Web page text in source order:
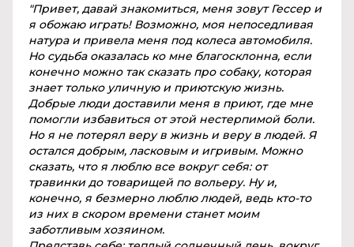
"Привет, давай знакомиться, меня зовут Гессер и
я обожаю играть! Возможно, моя непоседливая
натура и привела меня под колеса автомобиля.
Но судьба оказалась ко мне благосклонна, если
конечно можно так сказать про собаку, которая
знает только уличную и приютскую жизнь.
Добрые люди доставили меня в приют, где мне
помогли избавиться от этой нестерпимой боли.
Но я не потерял веру в жизнь и веру в людей. Я
остался добрым, ласковым и игривым. Можно
сказать, что я люблю все вокруг себя: от
травинки до товарищей по вольеру. Ну и,
конечно, я безмерно люблю людей, ведь кто-то
из них в скором времени станет моим
заботливым хозяином.